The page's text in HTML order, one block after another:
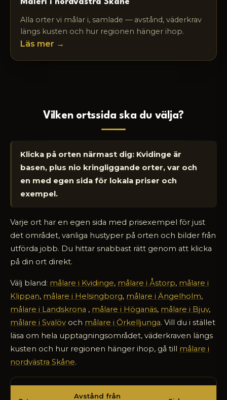
Måleri i nordvästra Skåne
Alla orter vi målar i, samlade — avstånd, väderkrav
längs kusten och hur regionen hänger ihop.
Läs mer →
Vilken ortssida ska du välja?
Klicka på orten närmast dig: Kvidinge är
basen, plus nio kringliggande orter, var och
en med egen sida för lokala priser och
exempel.
Varje ort har en egen sida med prisexempel för just
det området, vanliga hustyper på orten och bilder från
utförda jobb. Du hittar snabbast rätt genom att klicka
på din ort direkt.
Välj bland: målare i Kvidinge, målare i Åstorp, målare i
Klippan, målare i Helsingborg, målare i Ängelholm,
målare i Landskrona , målare i Höganäs, målare i Bjuv,
målare i Svalöv och målare i Örkelljunga. Vill du i stället
läsa om hela upptagningsområdet, väderkraven längs
kusten och hur regionen hänger ihop, gå till målare i
nordvästra Skåne.
Avstånd från